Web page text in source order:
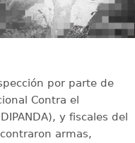
por parte de
Contra el
y fiscales del
armas,